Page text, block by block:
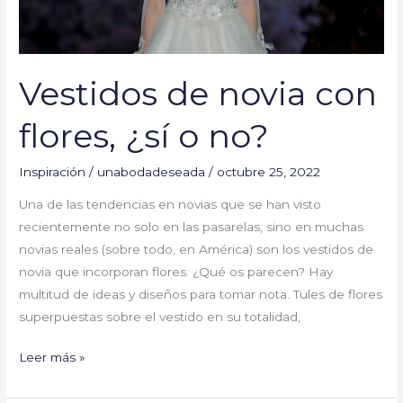
Vestidos de novia con
flores, ¿sí o no?
Inspiración / unabodadeseada/ octubre 25, 2022
Una de las tendencias en novias que se han visto
recientemente no solo en las pasarelas, sino en muchas
novias reales (sobre todo, en América) son los vestidos de
novia que incorporan flores. ¿Qué os parecen? Hay
multitud de ideas y diseños para tomar nota. Tules de flores
superpuestas sobre el vestido en su totalidad,
Leer más »